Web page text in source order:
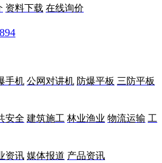
资料下载 在线询价
手机 公网对讲机 防爆平板 三防平板
安全 建筑施工 林业渔业 物流运输 工
资讯 媒体报道 产品资讯